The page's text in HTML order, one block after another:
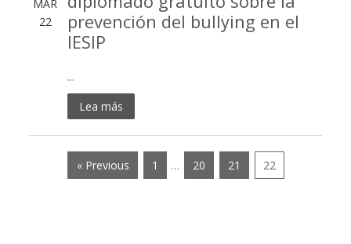
MAR
22
prevención del bullying en el
IESIP
...
Lea más
« Previous 1 … 20 21 22